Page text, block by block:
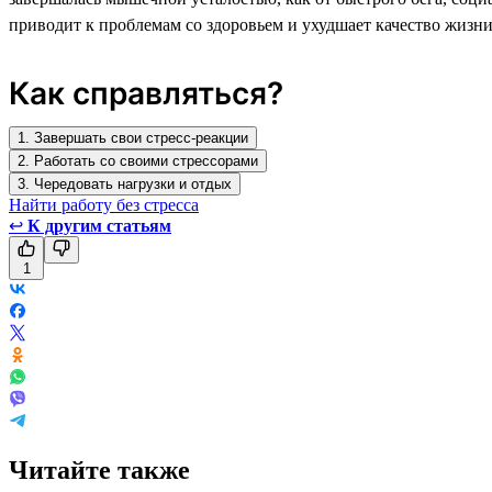
приводит к проблемам со здоровьем и ухудшает качество
Как справляться?
1. Завершать свои стресс-реакции
2. Работать со своими стрессорами
3. Чередовать нагрузки и отдых
Найти работу без стресса
↩ К другим статьям
1
Читайте также